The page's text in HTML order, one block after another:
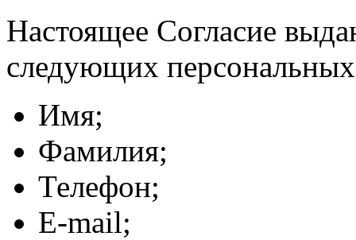
Настоящее Согласие
следующих
Имя;
Фамилия;
Телефон;
E-mail;